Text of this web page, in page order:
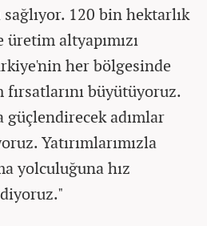
120 bin hektarlık
altyapımızı
her bölgesinde
fırsatlarını büyütüyoruz.
güçlendirecek adımlar
Yatırımlarımızla
yolculuğuna hız